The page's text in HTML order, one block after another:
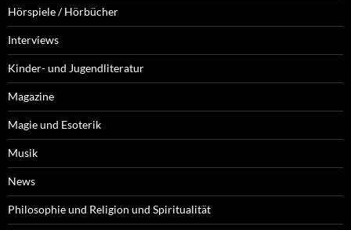
Hörspiele / Hörbücher
Interviews
Kinder- und Jugendliteratur
Magazine
Magie und Esoterik
Musik
News
Philosophie und Religion und Spiritualität